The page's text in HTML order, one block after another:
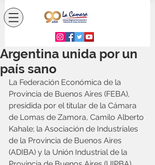
Argentina unida por un
país sano
La Federación Económica de la
Provincia de Buenos Aires (FEBA),
presidida por el titular de la Cámara
de Lomas de Zamora, Camilo Alberto
Kahale; la Asociación de Industriales
de la Provincia de Buenos Aires
(ADIBA) y la Unión Industrial de la